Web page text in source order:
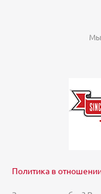
Мы
Политика в